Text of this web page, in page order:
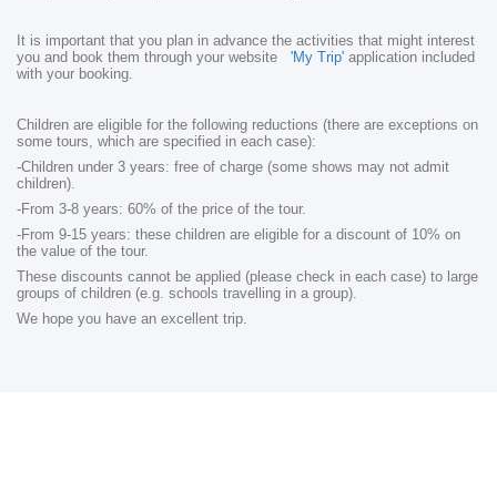
It is important that you plan in advance the activities that might interest
you and book them through your website 'My Trip' application included
with your booking.
Children are eligible for the following reductions (there are exceptions on
some tours, which are specified in each case):
-Children under 3 years: free of charge (some shows may not admit
children).
-From 3-8 years: 60% of the price of the tour.
-From 9-15 years: these children are eligible for a discount of 10% on
the value of the tour.
These discounts cannot be applied (please check in each case) to large
groups of children (e.g. schools travelling in a group).
We hope you have an excellent trip.